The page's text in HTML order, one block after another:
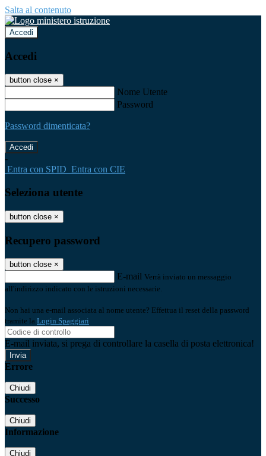
Salta al contenuto
Accedi
Accedi
button close ×
Nome Utente
Password
Password dimenticata?
-
Entra con SPID Entra con CIE
Seleziona utente
button close ×
Recupero password
button close ×
E-mail Verrà inviato un messaggio
all'indirizzo indicato con le istruzioni necessarie.
Non hai una e-mail associata al nome utente? Effettua il reset della password
tramite la Login Spaggiari
E-mail inviata, si prega di controllare la casella di posta elettronica!
Errore
Chiudi
Successo
Chiudi
Informazione
Chiudi